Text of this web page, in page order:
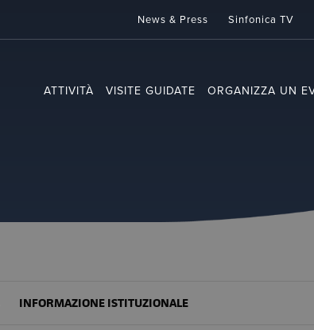
ATTIVITÀ VISITE GUIDATE ORGANIZZA UN
News & Press Sinfonica TV
INFORMAZIONE ISTITUZIONALE